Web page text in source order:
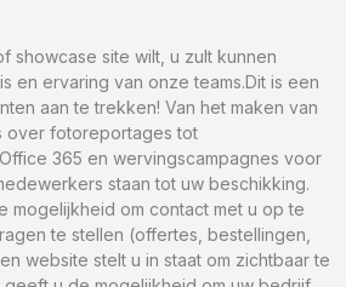
showcase site wilt, u zult kunnen
en ervaring van onze teams.Dit is een
aan te trekken! Van het maken van
over fotoreportages tot
365 en wervingscampagnes voor
staan tot uw beschikking.
mogelijkheid om contact met u op te
te stellen (offertes, bestellingen,
website stelt u in staat om zichtbaar te